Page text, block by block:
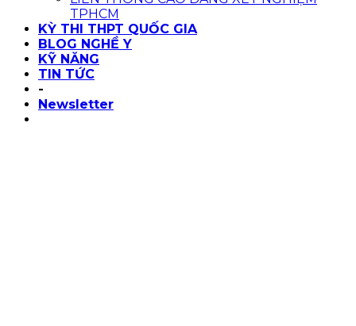
TPHCM
KỲ THI THPT QUỐC GIA
BLOG NGHỀ Y
KỸ NĂNG
TIN TỨC
-
Newsletter